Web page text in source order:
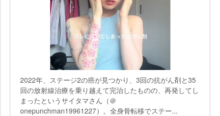
2022年、ステージ2の癌が見つかり、3回の抗がん剤と35
回の放射線治療を乗り越えて完治したものの、再発してし
まったというサイタマさん（＠
onepunchman19961227）。全身骨転移でステー...